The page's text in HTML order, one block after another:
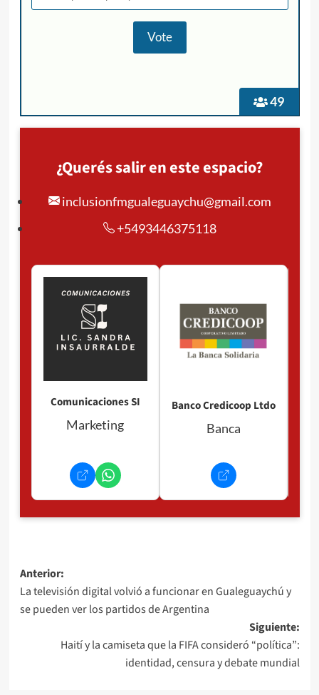
49
¿Querés salir en este espacio?
inclusionfmgualeguaychu@gmail.com
+5493446375118
Comunicaciones SI
Marketing
Banco Credicoop Ltdo
Banca
Navegación
de
entradas
Anterior:
La televisión digital volvió a funcionar en Gualeguaychú y
se pueden ver los partidos de Argentina
Siguiente:
Haití y la camiseta que la FIFA consideró “política”:
identidad, censura y debate mundial